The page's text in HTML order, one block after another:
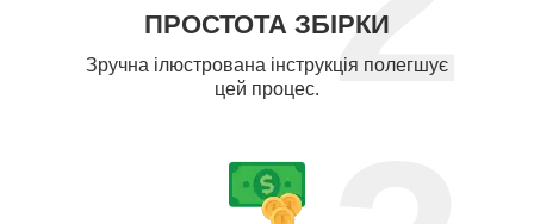
ПРОСТОТА ЗБІРКИ
Зручна ілюстрована інструкція полегшує
цей процес.